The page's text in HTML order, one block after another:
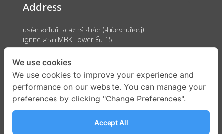
Address
บริษัท อิกไนท์ เอ สตาร์ จำกัด (สำนักงานใหญ่)
ignite สาขา MBK Tower ชั้น 15
ถนนพญาไท แขวงวังใหม่ เขตปทุมวัน กรุงเทพมหานคร 10330
We use cookies
We use cookies to improve your experience and
performance on our website. You can manage your
preferences by clicking "Change Preferences".
Accept All